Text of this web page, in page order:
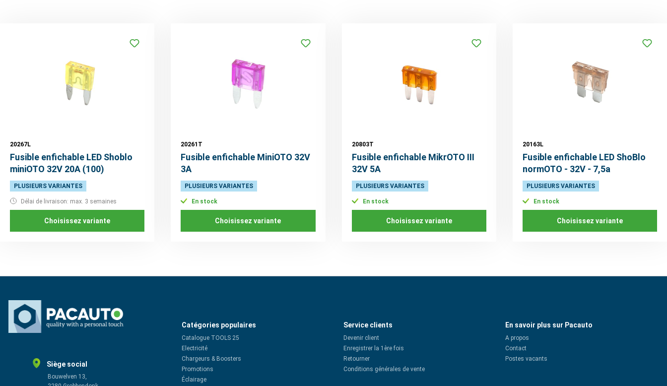
20267L
Fusible enfichable LED Shoblo
miniOTO 32V 20A (100)
PLUSIEURS VARIANTES
Délai de livraison: max. 3 semaines
Choisissez variante
20261T
Fusible enfichable MiniOTO 32V
3A
PLUSIEURS VARIANTES
En stock
Choisissez variante
20803T
Fusible enfichable MikrOTO III
32V 5A
PLUSIEURS VARIANTES
En stock
Choisissez variante
20163L
Fusible enfichable LED ShoBlo
normOTO - 32V - 7,5a
PLUSIEURS VARIANTES
En stock
Choisissez variante
Siège social
Bouwelven 13,
Catégories populaires
Catalogue TOOLS 25
Electricité
Chargeurs & Boosters
Promotions
Éclairage
Service clients
Devenir client
Enregistrer la 1ère fois
Retourner
Conditions générales de vente
En savoir plus sur Pacauto
A propos
Contact
Postes vacants